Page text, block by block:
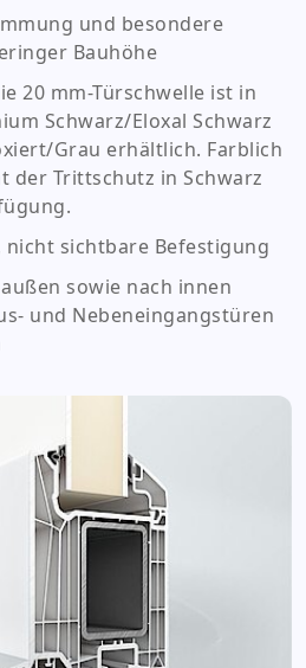
und besondere
Bauhöhe
20 mm-Türschwelle ist in
Schwarz/Eloxal Schwarz
Grau erhältlich. Farblich
der Trittschutz in Schwarz
nicht sichtbare Befestigung
sowie nach innen
und Nebeneingangstüren